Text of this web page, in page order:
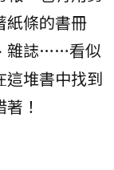
紙條的書冊
雜誌……看似
這堆書中找到
！